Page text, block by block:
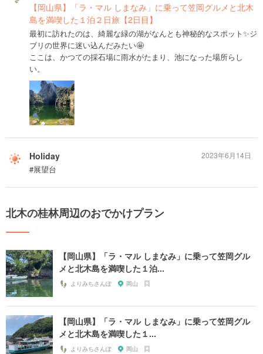
【岡山県】「ラ・マル しまなみ」に乗って笠岡グルメと北木
島を満喫した１泊２日旅【2日目】
最初に訪れたのは、綺麗な緑の湖がなんとも神秘的なスポット✨ジ
ブリの世界に迷い込んだみたい🤩
ここは、かつての採石場に雨水がたまり、池になった場所らし
い。
Holiday
#展望台
2023年6月14日
北木の桂林周辺のおでかけプラン
【岡山県】「ラ・マル しまなみ」に乗って笠岡グル
メと北木島を満喫した１泊...
よりみちさんぽ 岡山
【岡山県】「ラ・マル しまなみ」に乗って笠岡グル
メと北木島を満喫した１...
よりみちさんぽ 岡山